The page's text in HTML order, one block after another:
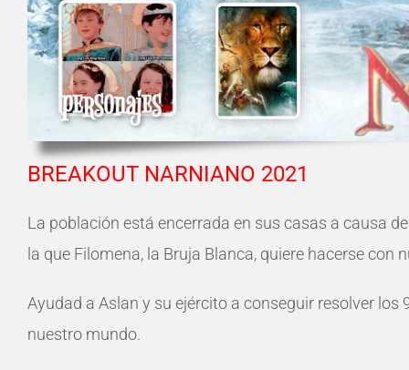
BREAKOUT NARNIANO 2021
La población está encerrada en sus casas a causa
la que Filomena, la Bruja Blanca, quiere hacerse con
Ayudad a Aslan y su ejército a conseguir resolver
nuestro mundo.